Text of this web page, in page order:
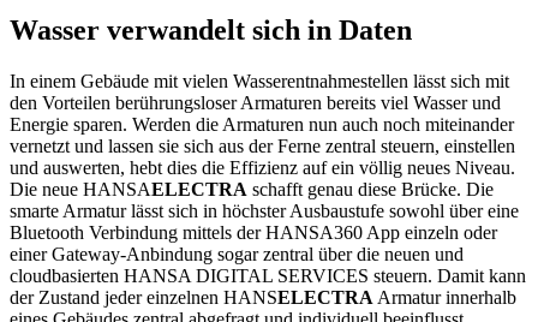
Wasser verwandelt sich in Daten
In einem Gebäude mit vielen Wasserentnahmestellen lässt sich mit
den Vorteilen berührungsloser Armaturen bereits viel Wasser und
Energie sparen. Werden die Armaturen nun auch noch miteinander
vernetzt und lassen sie sich aus der Ferne zentral steuern, einstellen
und auswerten, hebt dies die Effizienz auf ein völlig neues Niveau.
Die neue HANSAELECTRA schafft genau diese Brücke. Die
smarte Armatur lässt sich in höchster Ausbaustufe sowohl über eine
Bluetooth Verbindung mittels der HANSA360 App einzeln oder
einer Gateway-Anbindung sogar zentral über die neuen und
cloudbasierten HANSA DIGITAL SERVICES steuern. Damit kann
der Zustand jeder einzelnen HANSELECTRA Armatur innerhalb